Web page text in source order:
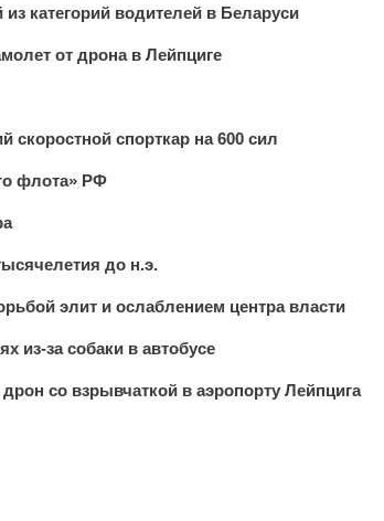
категорий водителей в Беларуси
от дрона в Лейпциге
скоростной спорткар на 600 сил
флота» РФ
до н.э.
элит и ослаблением центра власти
из-за собаки в автобусе
со взрывчаткой в аэропорту Лейпцига